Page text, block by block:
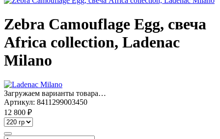
Zebra Camouflage Egg, свеча
Africa collection, Ladenac
Milano
Загружаем варианты товара…
Артикул: 8411299003450
12 800 ₽